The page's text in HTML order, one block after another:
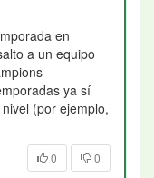
en
a un equipo
ya sí
(por ejemplo,
0 0